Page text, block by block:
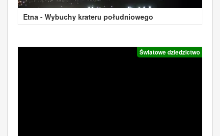
Etna - Wybuchy krateru południowego
Światowe dziedzictwo